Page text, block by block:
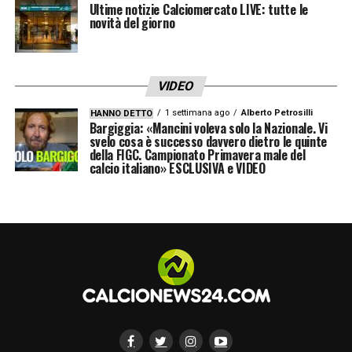
Ultime notizie Calciomercato LIVE: tutte le
novità del giorno
VIDEO
HANNO DETTO 1 settimana ago Alberto Petrosilli
Bargiggia: «Mancini voleva solo la Nazionale. Vi
svelo cosa è successo davvero dietro le quinte
della FIGC. Campionato Primavera male del
calcio italiano» ESCLUSIVA e VIDEO